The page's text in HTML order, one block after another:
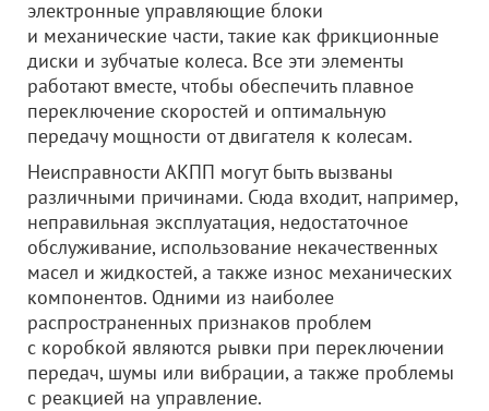
электронные управляющие блоки
и механические части, такие как фрикционные
диски и зубчатые колеса. Все эти элементы
работают вместе, чтобы обеспечить плавное
переключение скоростей и оптимальную
передачу мощности от двигателя к колесам.
Неисправности АКПП могут быть вызваны
различными причинами. Сюда входит, например,
неправильная эксплуатация, недостаточное
обслуживание, использование некачественных
масел и жидкостей, а также износ механических
компонентов. Одними из наиболее
распространенных признаков проблем
с коробкой являются рывки при переключении
передач, шумы или вибрации, а также проблемы
с реакцией на управление.